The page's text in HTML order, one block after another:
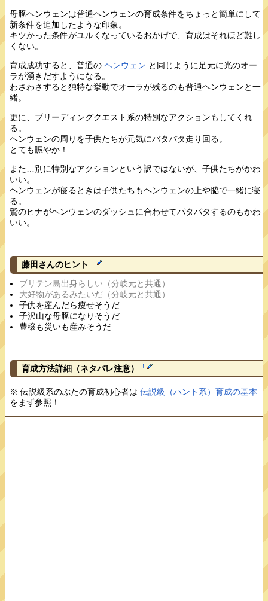
母豚ヘンウェンは普通ヘンウェンの育成条件をちょっと簡単にして
新条件を追加したような印象。
キツかった条件がユルくなっているおかげで、育成はそれほど難し
くない。
育成成功すると、普通のヘンウェン と同じように足元に光のオー
ラが湧きだすようになる。
わさわさすると独特な挙動でオーラが残るのも普通ヘンウェンと一
緒。
更に、ブリーディングクエスト系の特別なアクションもしてくれ
る。
ヘンウェンの周りを子供たちが元気にバタバタ走り回る。
とても賑やか！
また…別に特別なアクションという訳ではないが、子供たちがかわ
いい。
ヘンウェンが寝るときは子供たちもヘンウェンの上や脇で一緒に寝
る。
鷲のヒナがヘンウェンのダッシュに合わせてパタパタするのもかわ
いい。
藤田さんのヒント †
ブリテン島出身らしい（分岐元と共通）
大好物があるみたいだ（分岐元と共通）
子供を産んだら痩せそうだ
子沢山な母豚になりそうだ
豊穣も災いも産みそうだ
育成方法詳細 （ネタバレ注意） †
※ 伝説級系のぶたの育成初心者は伝説級（ハント系）育成の基本
をまず参照！